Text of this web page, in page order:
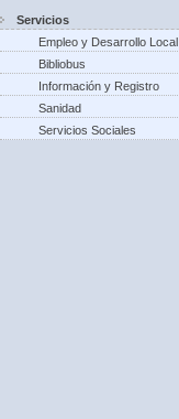
Servicios
Empleo y Desarrollo Local
Bibliobus
Información y Registro
Sanidad
Servicios Sociales